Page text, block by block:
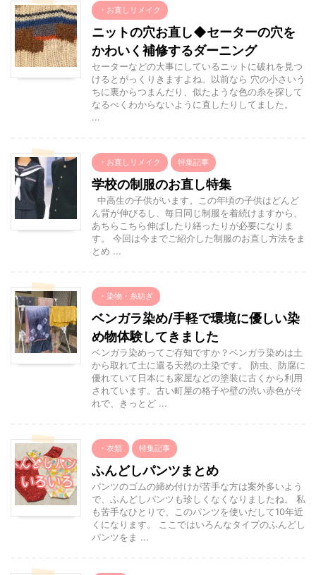
・お直しリメイク
ニットの穴お直し◆セーターの穴を
かわいく補修するダーニング
セーターなどの大事にしているニットに破れを見つ
けるとがっくりきますよね。以前なら 穴の小さいう
ちに裏からつまんだり、似たような色の糸を探して
なるべくわからないように直したりしてました。
...
・お直しリメイク 特集記事
学校の制服のお直し特集
中高生の子供がいます。この年頃の子供はどんど
ん背が伸びるし、毎日同じ制服を着続けますから、
あちらこちら伸ばしたり繕ったりが必要になりま
す。 今回は今までご紹介した制服のお直し方法をま
とめ ...
・染物・糸紡ぎ
ベンガラ染め/手軽で環境に優しい染
め物体験してきました
ベンガラ染めってご存知ですか？ベンガラ染めは土
から取れて土に還る天然の土染です。 防虫、防腐に
優れていて日本にも家屋などの塗装に古くから利用
されています。古い町屋の格子や壁の渋い赤色がそ
れで、きっとど ...
・衣類 特集記事
ふんどしパンツまとめ
パンツのゴムの締め付けが苦手な方は案外多いよう
で、ふんどしパンツも珍しくなくなりましたね。 私
も苦手なひとりで、このパンツを使いだして10年近
くになります。 ここではいろんなタイプのふんどし
パンツをま ...